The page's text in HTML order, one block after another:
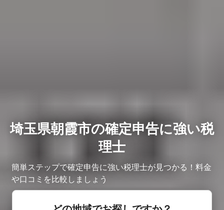
埼玉県朝霞市の確定申告に強い税
理士
簡単ステップで確定申告に強い税理士が見つかる！料金
や口コミを比較しましょう